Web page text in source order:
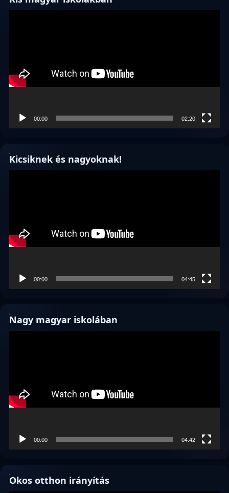
00:00 02:20
Kicsiknek és nagyoknak!
00:00 04:45
Nagy magyar iskolában
00:00 04:42
Okos otthon irányítás